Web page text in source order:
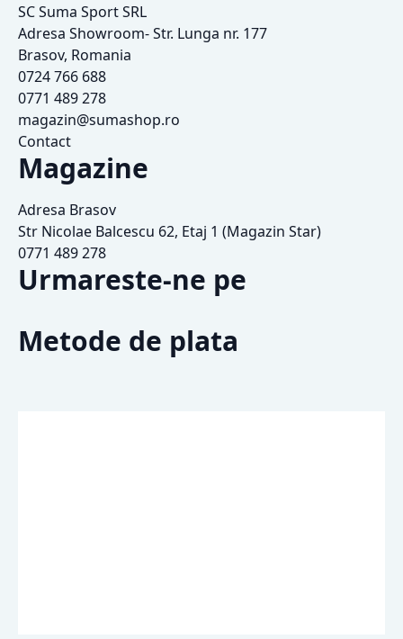
SC Suma Sport SRL
Adresa Showroom- Str. Lunga nr. 177
Brasov, Romania
0724 766 688
0771 489 278
magazin@sumashop.ro
Contact
Magazine
Adresa Brasov
Str Nicolae Balcescu 62, Etaj 1 (Magazin Star)
0771 489 278
Urmareste-ne pe
Metode de plata